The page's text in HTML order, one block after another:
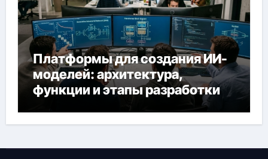
Платформы для создания ИИ-
моделей: архитектура,
функции и этапы разработки